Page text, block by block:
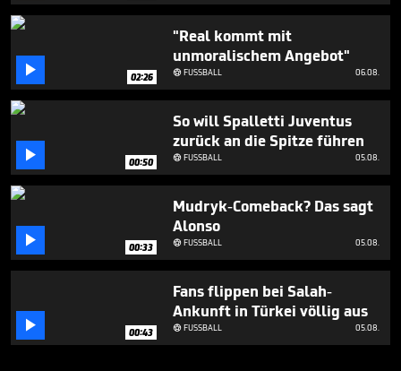
 02:26
"Real kommt mit
unmoralischem Angebot"
FUSSBALL 06.08.
 00:50
So will Spalletti Juventus
zurück an die Spitze führen
FUSSBALL 05.08.
 00:33
Mudryk-Comeback? Das sagt
Alonso
FUSSBALL 05.08.
 00:43
Fans flippen bei Salah-
Ankunft in Türkei völlig aus
FUSSBALL 05.08.